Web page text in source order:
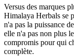
Versus des marques
Himalaya Herbals se
n'a pas la puissance
elle n'a pas non plus
compromis pour qui
complète.